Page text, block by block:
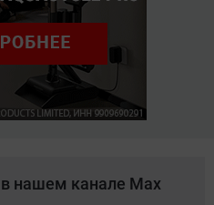
нашем канале Max